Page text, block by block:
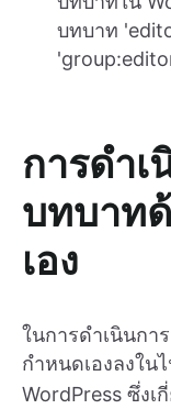
บทบาท
การดำเ
บทบาท
เอง
ในการดำเนินกา
กำหนดเองลงใน
WordPress ซึ่งเ